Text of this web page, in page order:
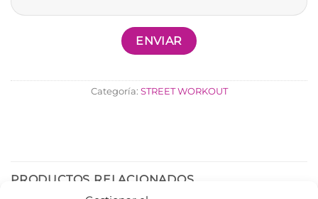
Categoría: STREET WORKOUT
PRODUCTOS RELACIONADOS